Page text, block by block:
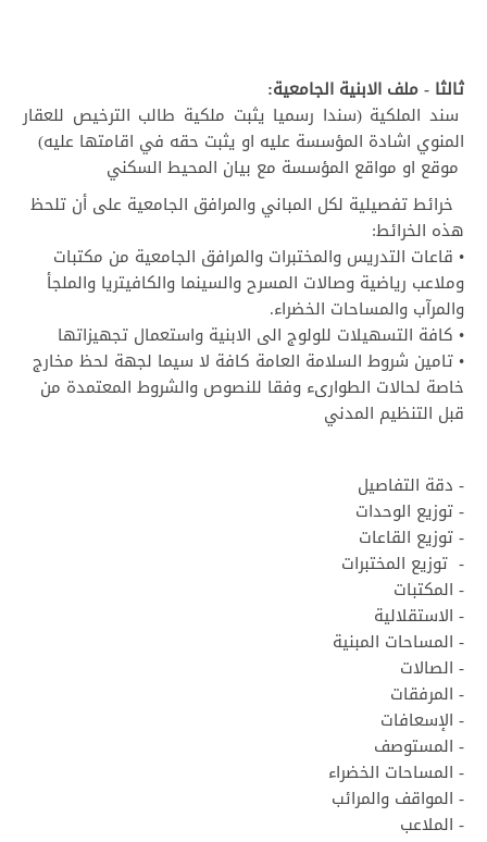
ثالثا - ملف الابنية الجامعية:
سند الملكية (سندا رسميا يثبت ملكية طالب الترخيص للعقار
المنوي اشادة المؤسسة عليه او يثبت حقه في اقامتها عليه)
موقع او مواقع المؤسسة مع بيان المحيط السكني
خرائط تفصيلية لكل المباني والمرافق الجامعية على أن تلحظ
هذه الخرائط:
• قاعات التدريس والمختبرات والمرافق الجامعية من مكتبات
وملاعب رياضية وصالات المسرح والسينما والكافيتريا والملجأ
والمرآب والمساحات الخضراء.
• كافة التسهيلات للولوج الى الابنية واستعمال تجهيزاتها
• تامين شروط السلامة العامة كافة لا سيما لجهة لحظ مخارج
خاصة لحالات الطوارىء وفقا للنصوص والشروط المعتمدة من
قبل التنظيم المدني
- دقة التفاصيل
- توزيع الوحدات
- توزيع القاعات
- توزيع المختبرات
- المكتبات
- الاستقلالية
- المساحات المبنية
- الصالات
- المرفقات
- الإسعافات
- المستوصف
- المساحات الخضراء
- المواقف والمرائب
- الملاعب